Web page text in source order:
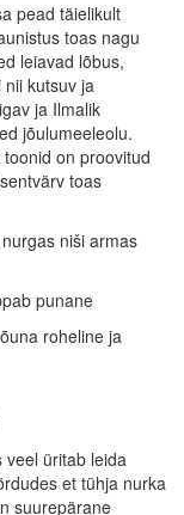
pead täielikult
toas nagu
leiavad lõbus,
kutsuv ja
ja Ilmalik
jõulumeeleolu.
on proovitud
toas
veel üritab leida
et tühja nurka
suurepärane